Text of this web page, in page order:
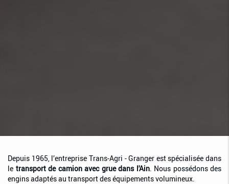
Depuis 1965, l’entreprise Trans-Agri - Granger est spécialisée dans
le transport de camion avec grue dans l'Ain. Nous possédons des
engins adaptés au transport des équipements volumineux.